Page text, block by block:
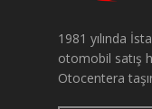
1981 yılında
otomobil satış
Otocentera